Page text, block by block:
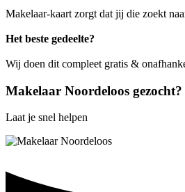
Makelaar-kaart zorgt dat jij die zoekt
Het beste gedeelte?
Wij doen dit compleet gratis &
Makelaar Noordeloos gezocht?
Laat je snel helpen